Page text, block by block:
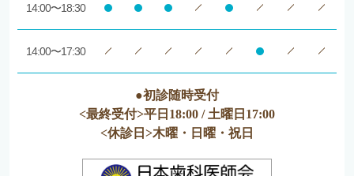
14:00〜18:30
14:00〜17:30
●初診随時受付
<最終受付>平日18:00 / 土曜日17:00
<休診日>木曜・日曜・祝日